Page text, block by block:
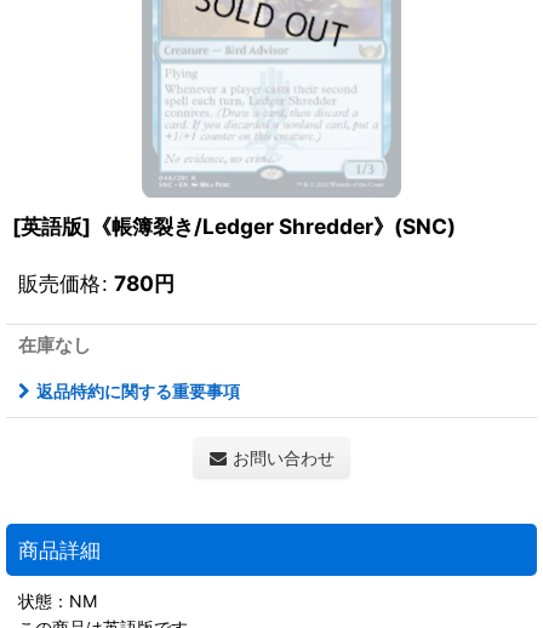
[英語版]《帳簿裂き/Ledger Shredder》(SNC)
販売価格: 780円
在庫なし
返品特約に関する重要事項
お問い合わせ
商品詳細
状態：NM